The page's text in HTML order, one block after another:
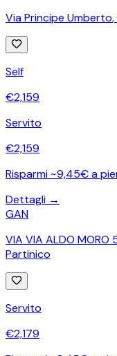
Via Principe Umberto,
Self
€2,159
Servito
€2,159
Risparmi ~9,45€ a
Dettagli →
GAN
VIA VIA ALDO
Partinico
Servito
€2,179